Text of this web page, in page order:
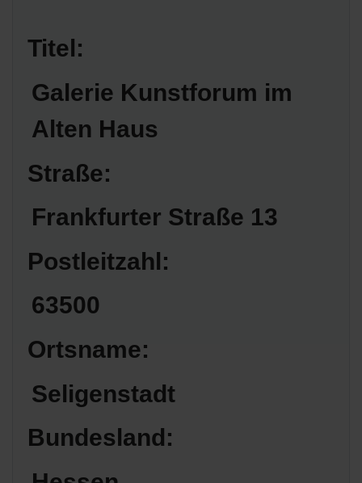
Titel:
Galerie Kunstforum im
Alten Haus
Straße:
Frankfurter Straße 13
Postleitzahl:
63500
Ortsname:
Seligenstadt
Bundesland: